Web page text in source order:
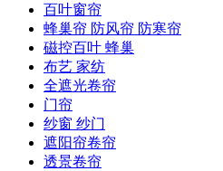
百叶窗帘
蜂巢帘 防风帘 防寒帘
磁控百叶 蜂巢
布艺 家纺
全遮光卷帘
门帘
纱窗 纱门
遮阳帘卷帘
透景卷帘